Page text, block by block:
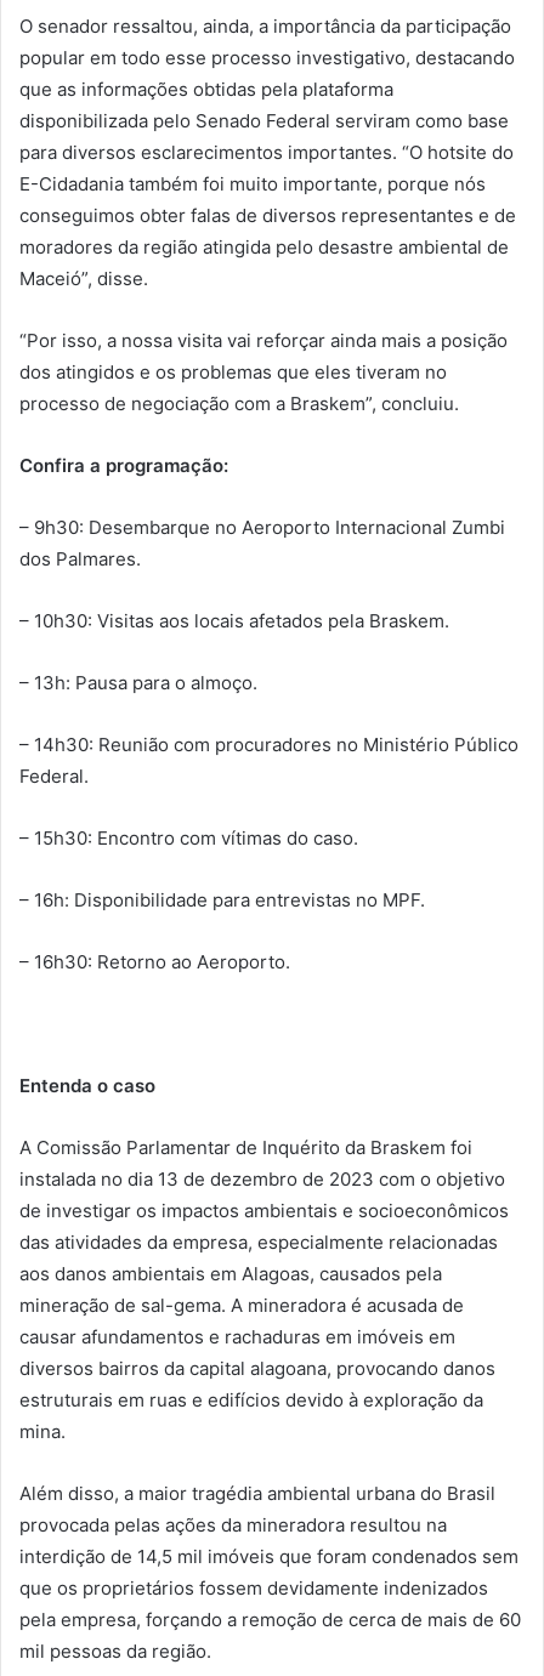
O senador ressaltou, ainda, a importância da participação
popular em todo esse processo investigativo, destacando
que as informações obtidas pela plataforma
disponibilizada pelo Senado Federal serviram como base
para diversos esclarecimentos importantes. “O hotsite do
E-Cidadania também foi muito importante, porque nós
conseguimos obter falas de diversos representantes e de
moradores da região atingida pelo desastre ambiental de
Maceió”, disse.
“Por isso, a nossa visita vai reforçar ainda mais a posição
dos atingidos e os problemas que eles tiveram no
processo de negociação com a Braskem”, concluiu.
Confira a programação:
– 9h30: Desembarque no Aeroporto Internacional Zumbi
dos Palmares.
– 10h30: Visitas aos locais afetados pela Braskem.
– 13h: Pausa para o almoço.
– 14h30: Reunião com procuradores no Ministério Público
Federal.
– 15h30: Encontro com vítimas do caso.
– 16h: Disponibilidade para entrevistas no MPF.
– 16h30: Retorno ao Aeroporto.
Entenda o caso
A Comissão Parlamentar de Inquérito da Braskem foi
instalada no dia 13 de dezembro de 2023 com o objetivo
de investigar os impactos ambientais e socioeconômicos
das atividades da empresa, especialmente relacionadas
aos danos ambientais em Alagoas, causados pela
mineração de sal-gema. A mineradora é acusada de
causar afundamentos e rachaduras em imóveis em
diversos bairros da capital alagoana, provocando danos
estruturais em ruas e edifícios devido à exploração da
mina.
Além disso, a maior tragédia ambiental urbana do Brasil
provocada pelas ações da mineradora resultou na
interdição de 14,5 mil imóveis que foram condenados sem
que os proprietários fossem devidamente indenizados
pela empresa, forçando a remoção de cerca de mais de 60
mil pessoas da região.